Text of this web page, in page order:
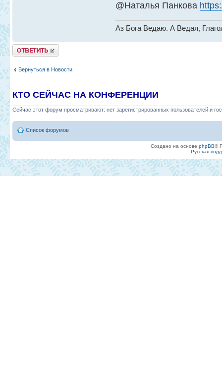
@Наталья Панкова
Аз Бога Ведаю. А Ведая,
Ответить
Вернуться в Новости
КТО СЕЙЧАС НА КОНФЕРЕНЦИИ
Сейчас этот форум просматривают: нет зарегистрированных пользователей и
Список форумов
Создано на основе phpBB®
Русская